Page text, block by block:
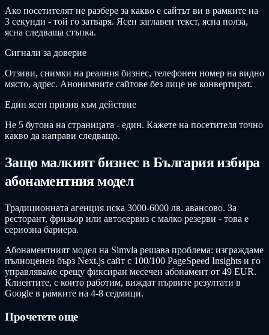
Ако посетителят не разбере за какво е сайтът ви в рамките на
3 секунди - той го затваря. Ясен заглавен текст, ясна полза,
ясна следваща стъпка.
Сигнали за доверие
Отзиви, снимки на реалния бизнес, телефонен номер на видно
място, адрес. Анонимните сайтове без лице не конвертират.
Един ясен призив към действие
Не 5 бутона на страницата - един. Кажете на посетителя точно
какво да направи следващо.
Защо малкият бизнес в България избира
абонаментния модел
Традиционната агенция иска 3000-6000 лв. авансово. За
ресторант, фризьор или автосервиз с малко резерви - това е
сериозна бариера.
Абонаментният модел на Simvla решава проблема: изграждаме
пълноценен бърз Next.js сайт с 100/100 PageSpeed Insights и го
управляваме срещу фиксиран месечен абонамент от 49 EUR.
Клиентите, с които работим, виждат първите резултати в
Google в рамките на 4-8 седмици.
Прочетете още